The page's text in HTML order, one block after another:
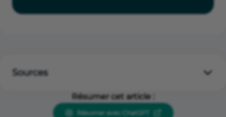
Sources
Observatoire des Métiers de l’Alimentation
Syndicat du Chocolat
Résumer cet article :
Résumer avec ChatGPT